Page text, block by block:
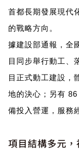
首都長期發展現代
的戰略方向。
據建設部通報，全
目同步舉行動工、
目正式動工建設，
地的決心；另有
備投入營運，服務
項目結構多元